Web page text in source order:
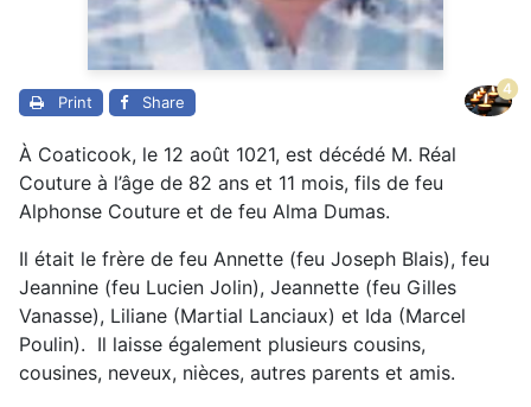
Print Share
4
À Coaticook, le 12 août 1021, est décédé M. Réal
Couture à l’âge de 82 ans et 11 mois, fils de feu
Alphonse Couture et de feu Alma Dumas.
Il était le frère de feu Annette (feu Joseph Blais), feu
Jeannine (feu Lucien Jolin), Jeannette (feu Gilles
Vanasse), Liliane (Martial Lanciaux) et Ida (Marcel
Poulin). Il laisse également plusieurs cousins,
cousines, neveux, nièces, autres parents et amis.